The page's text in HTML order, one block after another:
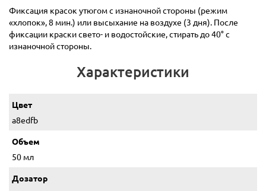
Фиксация красок утюгом с изнаночной стороны (режим
«хлопок», 8 мин.) или высыхание на воздухе (3 дня). После
фиксации краски свето- и водостойские, стирать до 40° с
изнаночной стороны.
Характеристики
Цвет
a8edfb
Объем
50 мл
Дозатор